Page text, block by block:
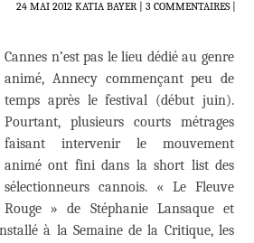
24 MAI 2012 KATIA BAYER 3 COMMENTAIRES|
Cannes n’est pas le lieu dédié au genre
animé, Annecy commençant peu de
temps après le festival (début juin).
Pourtant, plusieurs courts métrages
faisant intervenir le mouvement
animé ont fini dans la short list des
sélectionneurs cannois. « Le Fleuve
Rouge » de Stéphanie Lansaque et
à la Semaine de la Critique, les